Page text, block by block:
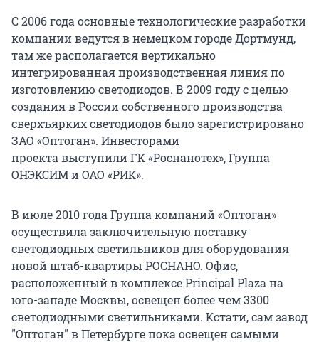
С 2006 года основные технологические разработки
компании ведутся в немецком городе Дортмунд,
там же располагается вертикально
интегрированная производственная линия по
изготовлению светодиодов. В 2009 году с целью
создания в России собственного производства
сверхъярких светодиодов было зарегистрировано
ЗАО «Оптоган». Инвесторами
проекта выступили ГК «Роснанотех», Группа
ОНЭКСИМ и ОАО «РИК».
В июле 2010 года Группа компаний «Оптоган»
осуществила заключительную поставку
светодиодных светильников для оборудования
новой штаб-квартиры РОСНАНО. Офис,
расположенный в комплексе Principal Plaza на
юго-западе Москвы, освещен более чем 3300
светодиодными светильниками. Кстати, сам завод
"Оптоган" в Петербурге пока освещен самыми